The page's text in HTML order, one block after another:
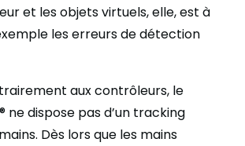
et les objets virtuels, elle, est à
les erreurs de détection
aux contrôleurs, le
ne dispose pas d’un tracking
Dès lors que les mains